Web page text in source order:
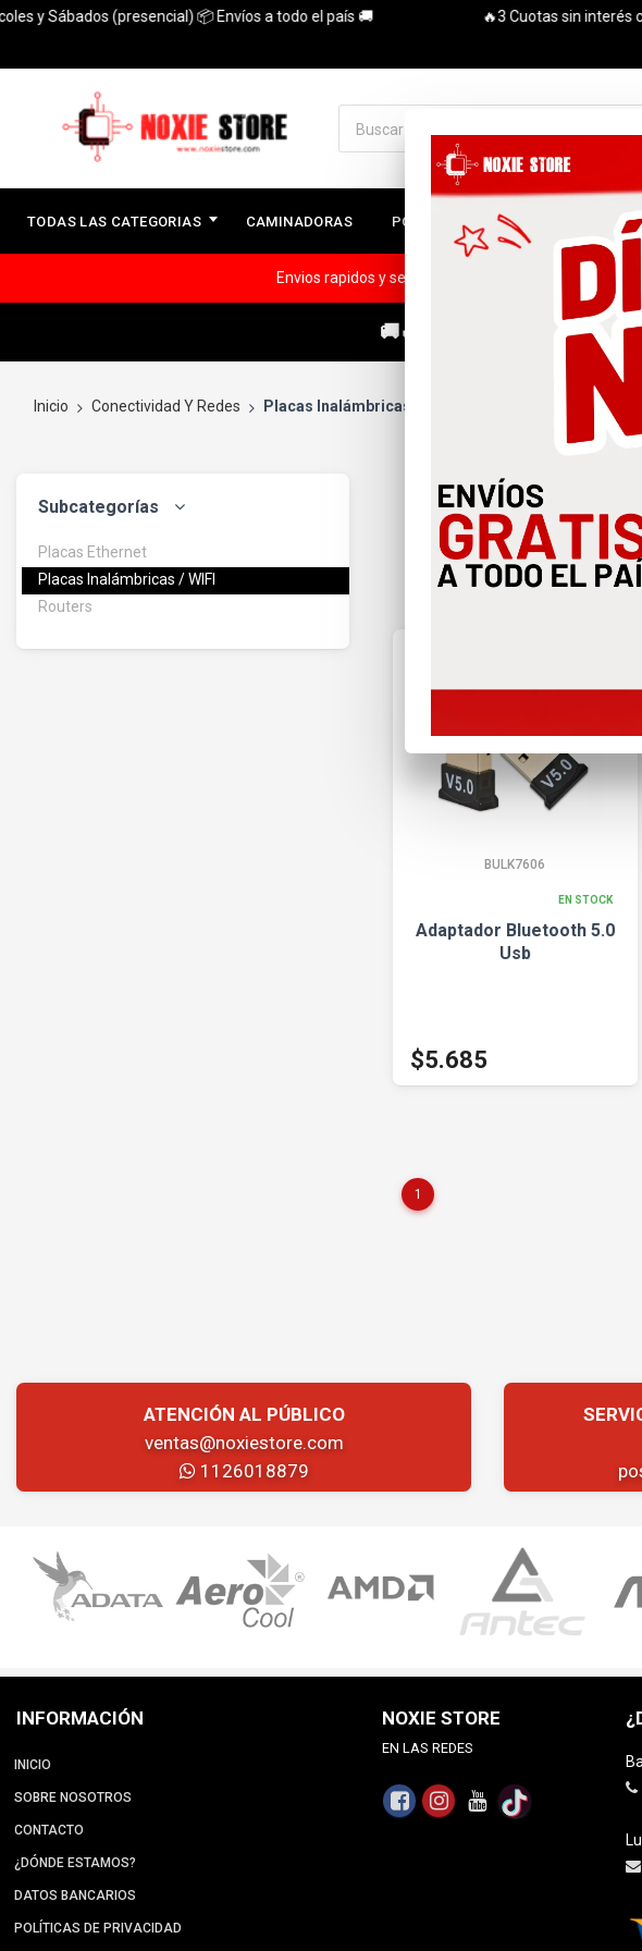
Sábados (presencial) 📦 Envíos a todo el país 🚚 🔥3 Cuotas sin interés
TODAS LAS CATEGORIAS CAMINADORAS PC ARMADAS
Envios rapidos y seguros a todo el pais. ¡ Envios en
🚚🔥ENVÍOS GRATIS A
Inicio Conectividad Y Redes Placas Inalámbricas / WIFI
Subcategorías
Placas Ethernet
Placas Inalámbricas / WIFI
Routers
BULK7606
EN STOCK
Adaptador Bluetooth 5.0
Usb
$5.685
1
ATENCIÓN AL PÚBLICO
ventas@noxiestore.com
1126018879
INFORMACIÓN
INICIO
SOBRE NOSOTROS
CONTACTO
¿DÓNDE ESTAMOS?
DATOS BANCARIOS
POLÍTICAS DE PRIVACIDAD
NOXIE STORE
EN LAS REDES